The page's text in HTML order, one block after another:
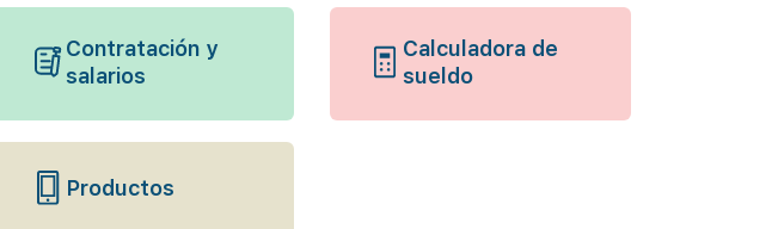
Contratación y
salarios
Calculadora de
sueldo
Productos